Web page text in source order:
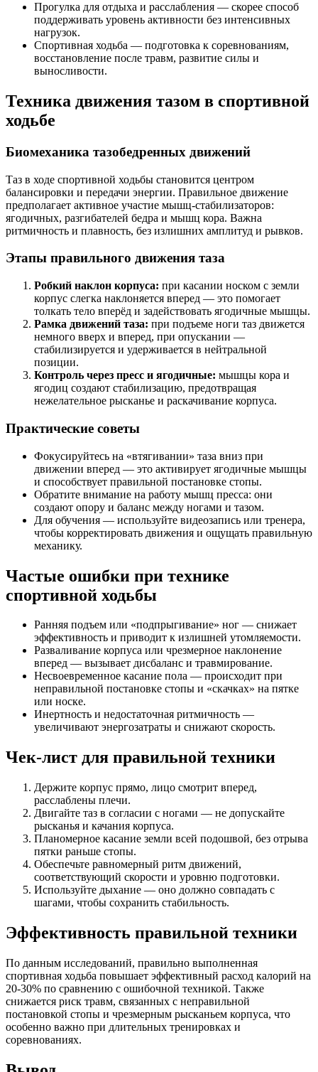
Прогулка для отдыха и расслабления — скорее способ
поддерживать уровень активности без интенсивных
нагрузок.
Спортивная ходьба — подготовка к соревнованиям,
восстановление после травм, развитие силы и
выносливости.
Техника движения тазом в спортивной
ходьбе
Биомеханика тазобедренных движений
Таз в ходе спортивной ходьбы становится центром
балансировки и передачи энергии. Правильное движение
предполагает активное участие мышц-стабилизаторов:
ягодичных, разгибателей бедра и мышц кора. Важна
ритмичность и плавность, без излишних амплитуд и рывков.
Этапы правильного движения таза
Робкий наклон корпуса: при касании носком с земли
корпус слегка наклоняется вперед — это помогает
толкать тело вперёд и задействовать ягодичные мышцы.
Рамка движений таза: при подъеме ноги таз движется
немного вверх и вперед, при опускании —
стабилизируется и удерживается в нейтральной
позиции.
Контроль через пресс и ягодичные: мышцы кора и
ягодиц создают стабилизацию, предотвращая
нежелательное рысканье и раскачивание корпуса.
Практические советы
Фокусируйтесь на «втягивании» таза вниз при
движении вперед — это активирует ягодичные мышцы
и способствует правильной постановке стопы.
Обратите внимание на работу мышц пресса: они
создают опору и баланс между ногами и тазом.
Для обучения — используйте видеозапись или тренера,
чтобы корректировать движения и ощущать правильную
механику.
Частые ошибки при технике
спортивной ходьбы
Ранняя подъем или «подпрыгивание» ног — снижает
эффективность и приводит к излишней утомляемости.
Разваливание корпуса или чрезмерное наклонение
вперед — вызывает дисбаланс и травмирование.
Несвоевременное касание пола — происходит при
неправильной постановке стопы и «скачках» на пятке
или носке.
Инертность и недостаточная ритмичность —
увеличивают энергозатраты и снижают скорость.
Чек-лист для правильной техники
Держите корпус прямо, лицо смотрит вперед,
расслаблены плечи.
Двигайте таз в согласии с ногами — не допускайте
рысканья и качания корпуса.
Планомерное касание земли всей подошвой, без отрыва
пятки раньше стопы.
Обеспечьте равномерный ритм движений,
соответствующий скорости и уровню подготовки.
Используйте дыхание — оно должно совпадать с
шагами, чтобы сохранить стабильность.
Эффективность правильной техники
По данным исследований, правильно выполненная
спортивная ходьба повышает эффективный расход калорий на
20-30% по сравнению с ошибочной техникой. Также
снижается риск травм, связанных с неправильной
постановкой стопы и чрезмерным рысканьем корпуса, что
особенно важно при длительных тренировках и
соревнованиях.